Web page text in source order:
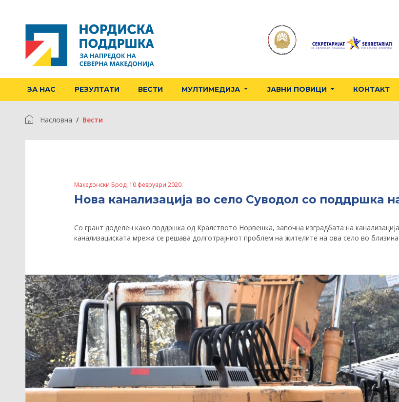
ЗА НАС РЕЗУЛТАТИ ВЕСТИ МУЛТИМЕДИЈА ЈАВНИ ПОВИЦИ КОНТАКТ
Насловна Вести
Македонски Брод, 10 февруари 2020.
Нова канализација во село Суводол со поддршка
Со грант доделен како поддршка од Кралството Норвешка, започна изградбата на
канализациската мрежа се решава долготрајниот проблем на жителите на ова село во